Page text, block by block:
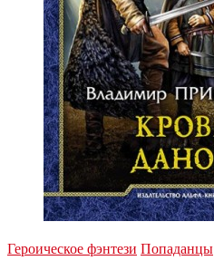
Героическое фэнтези Попаданцы